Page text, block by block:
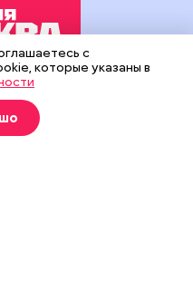
поддержке Департамента
города Москвы.
технологии
информации
с
которые указаны в